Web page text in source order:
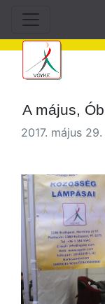
A május,
2017. május 29.